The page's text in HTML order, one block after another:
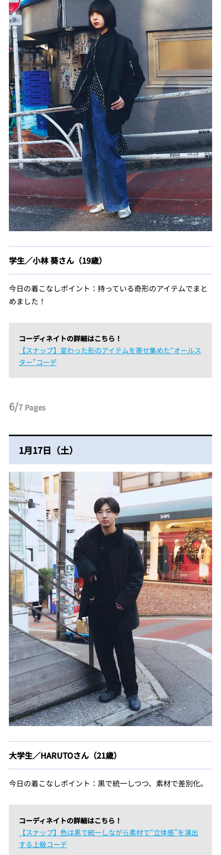
学生／小林 葵さん（19歳）
今日の着こなしポイント：持っている奇形のアイテムでまと
めました！
コーディネイトの詳細はこちら！
【スナップ】変わった形のアイテムを寄せ集めた“オールス
ター”コーデ
6/7 Pages
1月17日（土）
大学生／HARUTOさん（21歳）
今日の着こなしポイント：黒で統一しつつ、素材で差別化。
コーディネイトの詳細はこちら！
【スナップ】色は黒で統一しながら素材で“立体感”を演出
する上級コーデ